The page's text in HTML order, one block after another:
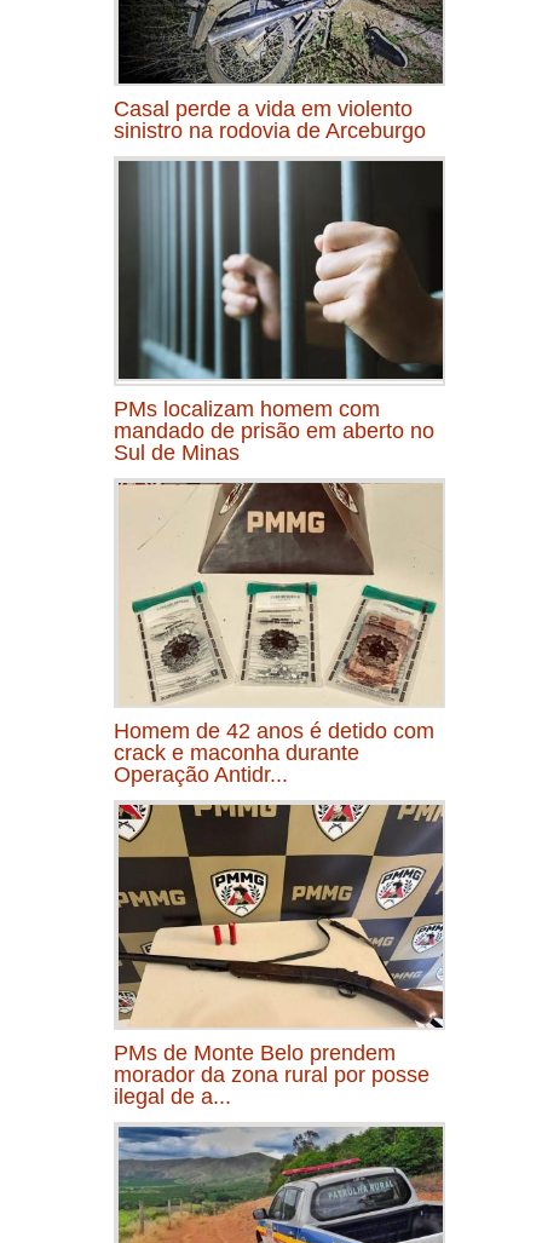
Casal perde a vida em violento
sinistro na rodovia de Arceburgo
PMs localizam homem com
mandado de prisão em aberto no
Sul de Minas
Homem de 42 anos é detido com
crack e maconha durante
Operação Antidr...
PMs de Monte Belo prendem
morador da zona rural por posse
ilegal de a...